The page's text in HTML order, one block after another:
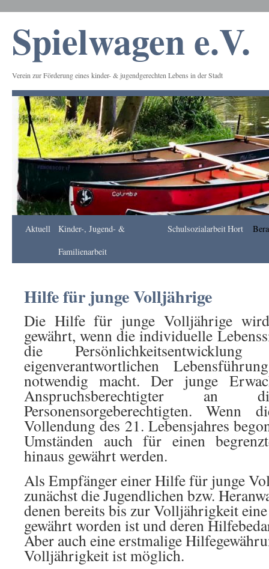
Spielwagen e.V.
Verein zur Förderung eines kinder- & jugendgerechten Lebens in der Stadt
Apotheke
Aktuell
Kinder-, Jugend- &
Familienarbeit
SchulsozialarbeitHort
Hilfe für junge Volljährige
Die Hilfe für junge Volljährige wird
gewährt, wenn die individuelle
die
eigenverantwortlichen
notwendig macht. Der junge
Anspruchsberechtigter
Personensorgeberechtigten.
Vollendung des 21. Lebensjahres
Umständen auch für einen
hinaus gewährt werden.
Als Empfänger einer Hilfe für junge
zunächst die Jugendlichen bzw.
denen bereits bis zur Volljährigkeit
gewährt worden ist und deren
Aber auch eine erstmalige
Volljährigkeit ist möglich.